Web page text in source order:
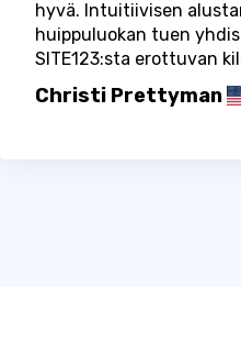
hyvä. Intuitiivisen
huippuluokan tuen
SITE123:sta erottuvan
Christi Prettyman